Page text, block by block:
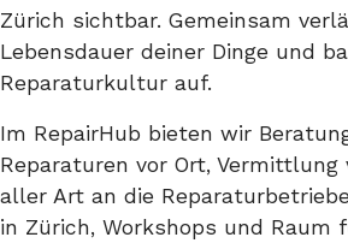
Zürich sichtbar. Gemeinsam
Lebensdauer deiner Dinge und
Reparaturkultur auf.
Im RepairHub bieten wir
Reparaturen vor Ort, Vermittlung
aller Art an die
in Zürich, Workshops und Raum